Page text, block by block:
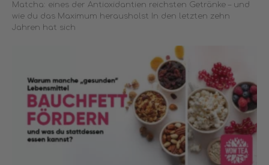
Matcha: eines der Antioxidantien reichsten Getränke – und
wie du das Maximum herausholst In den letzten zehn
Jahren hat sich